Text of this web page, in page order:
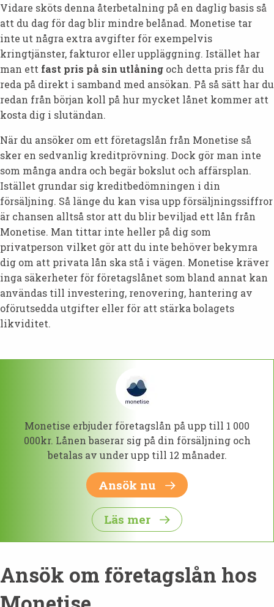
Vidare sköts denna återbetalning på en daglig basis så
att du dag för dag blir mindre belånad. Monetise tar
inte ut några extra avgifter för exempelvis
kringtjänster, fakturor eller uppläggning. Istället har
man ett fast pris på sin utlåning och detta pris får du
reda på direkt i samband med ansökan. På så sätt har du
redan från början koll på hur mycket lånet kommer att
kosta dig i slutändan.
När du ansöker om ett företagslån från Monetise så
sker en sedvanlig kreditprövning. Dock gör man inte
som många andra och begär bokslut och affärsplan.
Istället grundar sig kreditbedömningen i din
försäljning. Så länge du kan visa upp försäljningssiffror
är chansen alltså stor att du blir beviljad ett lån från
Monetise. Man tittar inte heller på dig som
privatperson vilket gör att du inte behöver bekymra
dig om att privata lån ska stå i vägen. Monetise kräver
inga säkerheter för företagslånet som bland annat kan
användas till investering, renovering, hantering av
oförutsedda utgifter eller för att stärka bolagets
likviditet.
Monetise erbjuder företagslån på upp till 1 000
000kr. Lånen baserar sig på din försäljning och
betalas av under upp till 12 månader.
Ansök nu
Läs mer
Ansök om företagslån hos